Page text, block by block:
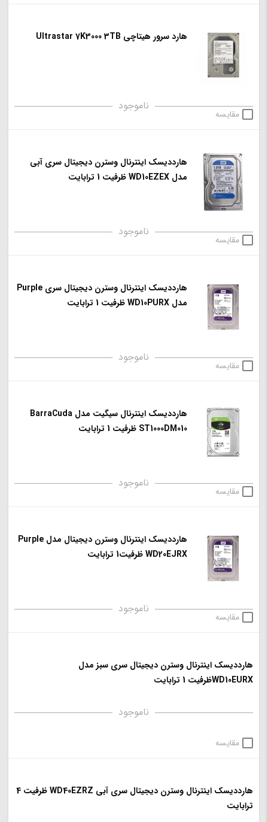
هارد سرور هیتاچی Ultrastar 7K3000 3TB
ناموجود
مقایسه
هارددیسک اینترنال وسترن دیجیتال سری آبی
مدل WD10EZEX ظرفیت 1 ترابایت
ناموجود
مقایسه
هارددیسک اینترنال وسترن دیجیتال سری Purple
مدل WD10PURX ظرفیت 1 ترابایت
ناموجود
مقایسه
هارددیسک اینترنال سیگیت مدل BarraCuda
ST1000DM010 ظرفیت 1 ترابایت
ناموجود
مقایسه
هارددیسک اینترنال وسترن دیجیتال مدل Purple
WD20EJRX ظرفیت1 ترابایت
ناموجود
مقایسه
هارددیسک اینترنال وسترن دیجیتال سری سبز مدل
WD10EURXظرفیت 1 ترابایت
ناموجود
مقایسه
هارددیسک اینترنال وسترن دیجیتال سری آبی WD40EZRZ ظرفیت 4
ترابایت